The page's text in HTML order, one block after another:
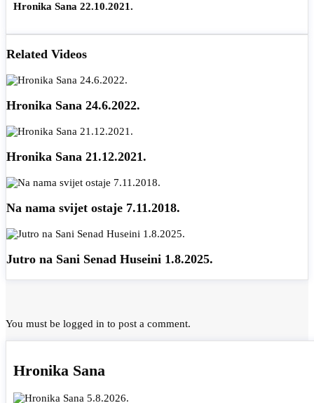
Hronika Sana 22.10.2021.
Related Videos
Hronika Sana 24.6.2022.
Hronika Sana 21.12.2021.
Na nama svijet ostaje 7.11.2018.
Jutro na Sani Senad Huseini 1.8.2025.
You must be logged in to post a comment.
Hronika Sana